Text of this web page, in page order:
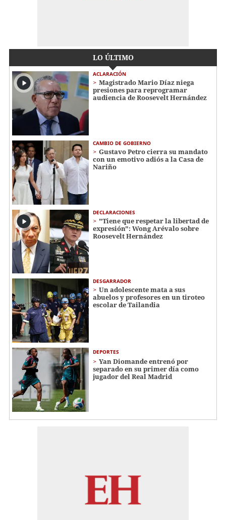
LO ÚLTIMO
ACLARACIÓN
Magistrado Mario Díaz niega
presiones para reprogramar
audiencia de Roosevelt Hernández
CAMBIO DE GOBIERNO
Gustavo Petro cierra su mandato
con un emotivo adiós a la Casa de
Nariño
DECLARACIONES
"Tiene que respetar la libertad de
expresión": Wong Arévalo sobre
Roosevelt Hernández
DESGARRADOR
Un adolescente mata a sus
abuelos y profesores en un tiroteo
escolar de Tailandia
DEPORTES
Yan Diomande entrenó por
separado en su primer día como
jugador del Real Madrid